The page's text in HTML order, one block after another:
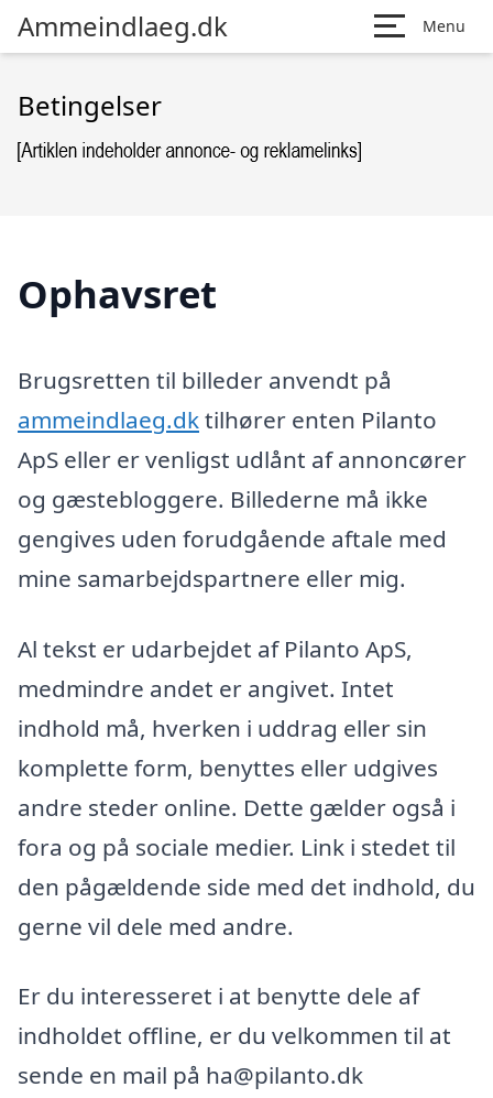
Ammeindlaeg.dk Menu
Betingelser
Ophavsret
Brugsretten til billeder anvendt på
ammeindlaeg.dktilhører enten Pilanto
ApS eller er venligst udlånt af annoncører
og gæstebloggere. Billederne må ikke
gengives uden forudgående aftale med
mine samarbejdspartnere eller mig.
Al tekst er udarbejdet af Pilanto ApS,
medmindre andet er angivet. Intet
indhold må, hverken i uddrag eller sin
komplette form, benyttes eller udgives
andre steder online. Dette gælder også i
fora og på sociale medier. Link i stedet til
den pågældende side med det indhold, du
gerne vil dele med andre.
Er du interesseret i at benytte dele af
indholdet offline, er du velkommen til at
sende en mail på ha@pilanto.dk